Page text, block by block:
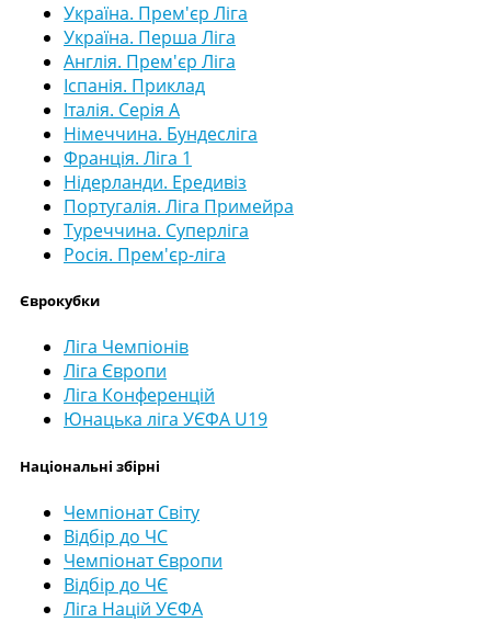
Україна. Прем'єр Ліга
Україна. Перша Ліга
Англія. Прем'єр Ліга
Іспанія. Приклад
Італія. Серія А
Німеччина. Бундесліга
Франція. Ліга 1
Нідерланди. Ередивіз
Португалія. Ліга Примейра
Туреччина. Суперліга
Росія. Прем'єр-ліга
Єврокубки
Ліга Чемпіонів
Ліга Європи
Ліга Конференцій
Юнацька ліга УЄФА U19
Національні збірні
Чемпіонат Світу
Відбір до ЧС
Чемпіонат Європи
Відбір до ЧЄ
Ліга Націй УЄФА